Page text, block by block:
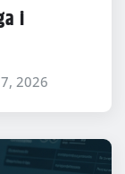
i
2026